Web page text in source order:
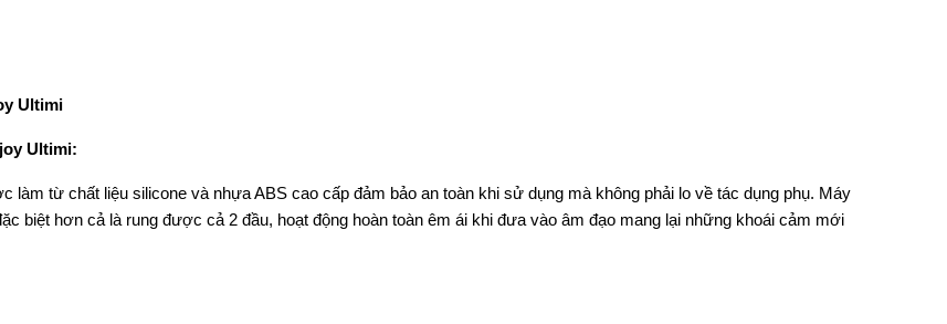
Ultimi
Ultimi:
từ chất liệu silicone và nhựa ABS cao cấp đảm bảo an toàn khi sử dụng mà không phải lo về tác dụng phụ. Máy
biệt hơn cả là rung được cả 2 đầu, hoạt động hoàn toàn êm ái khi đưa vào âm đạo mang lại những khoái cảm mới